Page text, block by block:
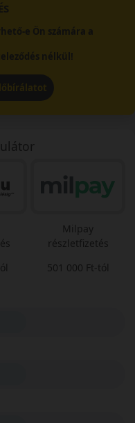
e Ön számára a
nélkül!
Milpay
részletfizetés
501 000 Ft-tól